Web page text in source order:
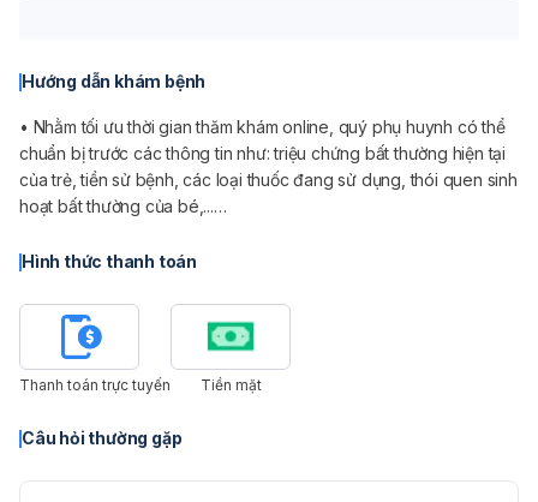
Hướng dẫn khám bệnh
• Nhằm tối ưu thời gian thăm khám online, quý phụ huynh có thể
chuẩn bị trước các thông tin như: triệu chứng bất thường hiện tại
của trẻ, tiền sử bệnh, các loại thuốc đang sử dụng, thói quen sinh
hoạt bất thường của bé,...
Về quy trình thăm khám từ xa (Telemedicine):
• Sau khi tiến hành đặt lịch thăm khám, quý bệnh nhân sẽ nhận
được email xác nhận lịch hẹn từ Hello Bacsi kèm theo đường link
truy cập thăm khám cùng bác sĩ.
hẹn với bác sĩ qua đường link trên để tiến hành trao đổi, thăm
Hình thức thanh toán
Thanh toán trực tuyến Tiền mặt
Câu hỏi thường gặp